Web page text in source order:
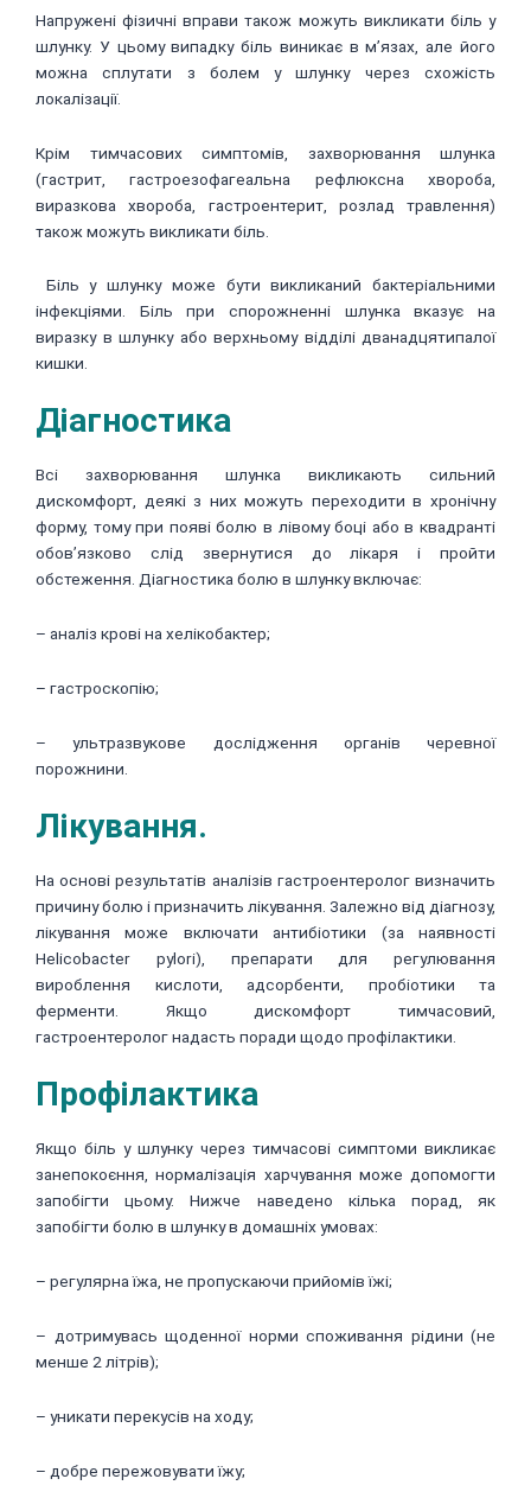
Напружені фізичні вправи також можуть викликати біль у
шлунку. У цьому випадку біль виникає в м’язах, але його
можна сплутати з болем у шлунку через схожість
локалізації.
Крім тимчасових симптомів, захворювання шлунка
(гастрит, гастроезофагеальна рефлюксна хвороба,
виразкова хвороба, гастроентерит, розлад травлення)
також можуть викликати біль.
Біль у шлунку може бути викликаний бактеріальними
інфекціями. Біль при спорожненні шлунка вказує на
виразку в шлунку або верхньому відділі дванадцятипалої
кишки.
Діагностика
Всі захворювання шлунка викликають сильний
дискомфорт, деякі з них можуть переходити в хронічну
форму, тому при появі болю в лівому боці або в квадранті
обов’язково слід звернутися до лікаря і пройти
обстеження. Діагностика болю в шлунку включає:
– аналіз крові на хелікобактер;
– гастроскопію;
– ультразвукове дослідження органів черевної
порожнини.
Лікування.
На основі результатів аналізів гастроентеролог визначить
причину болю і призначить лікування. Залежно від діагнозу,
лікування може включати антибіотики (за наявності
Helicobacter pylori), препарати для регулювання
вироблення кислоти, адсорбенти, пробіотики та
ферменти. Якщо дискомфорт тимчасовий,
гастроентеролог надасть поради щодо профілактики.
Профілактика
Якщо біль у шлунку через тимчасові симптоми викликає
занепокоєння, нормалізація харчування може допомогти
запобігти цьому. Нижче наведено кілька порад, як
запобігти болю в шлунку в домашніх умовах:
– регулярна їжа, не пропускаючи прийомів їжі;
– дотримувась щоденної норми споживання рідини (не
менше 2 літрів);
– уникати перекусів на ходу;
– добре пережовувати їжу;